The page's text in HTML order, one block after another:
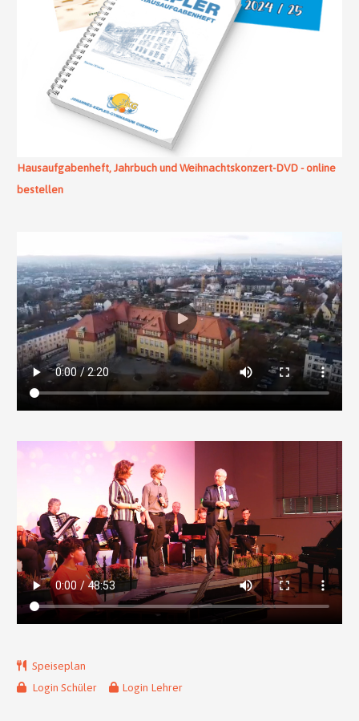
Hausaufgabenheft, Jahrbuch und Weihnachtskonzert-DVD - online
bestellen
Speiseplan
Login Schüler
Login Lehrer